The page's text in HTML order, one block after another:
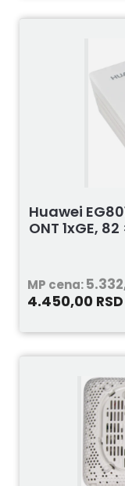
Huawei
ONT 1xGE,
MP cena:
4.450,00 RSD